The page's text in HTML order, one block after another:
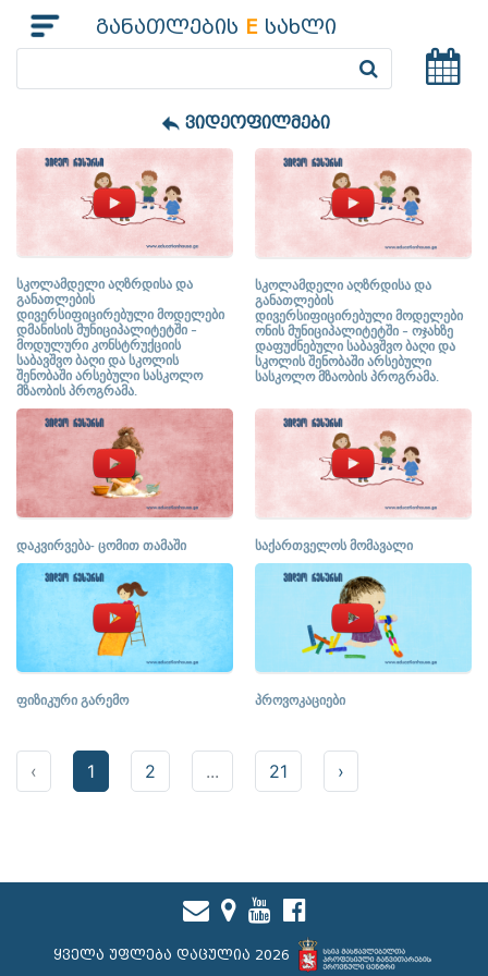
განათლების E სახლი
ვიდეოფილმები
სკოლამდელი აღზრდისა და
განათლების
დივერსიფიცირებული მოდელები
დმანისის მუნიციპალიტეტში –
მოდულური კონსტრუქციის
საბავშვო ბაღი და სკოლის
შენობაში არსებული სასკოლო
მზაობის პროგრამა.
სკოლამდელი აღზრდისა და
განათლების
დივერსიფიცირებული მოდელები
ონის მუნიციპალიტეტში – ოჯახზე
დაფუძნებული საბავშვო ბაღი და
სკოლის შენობაში არსებული
სასკოლო მზაობის პროგრამა.
დაკვირვება- ცომით თამაში საქართველოს მომავალი
ფიზიკური გარემო პროვოკაციები
‹ 1 2 ... 21 ›
ყველა უფლება დაცულია 2026